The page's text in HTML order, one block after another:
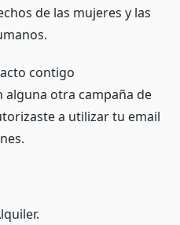
de las mujeres y las
contigo
otra campaña de
a utilizar tu email